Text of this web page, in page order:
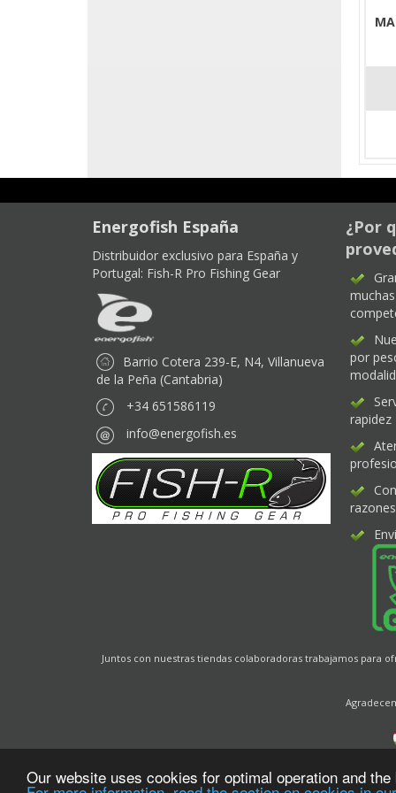
Our website uses cookies for optimal operation and
Energofish España
Distribuidor exclusivo para España y
Portugal: Fish-R Pro Fishing Gear
Barrio Cotera 239-E, N4, Villanueva
de la Peña (Cantabria)
+34 651586119
info@energofish.es
¿Por
por
rapidez
razones
Juntos con nuestras tiendas colaboradoras trabajamos